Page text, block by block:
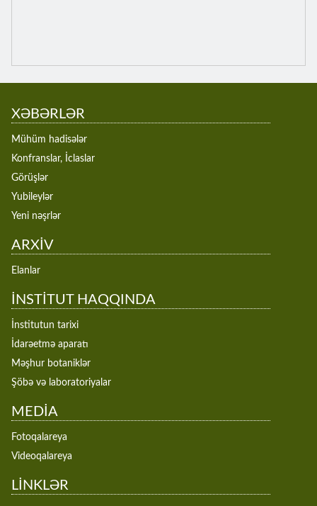
XƏBƏRLƏR
Mühüm hadisələr
Konfranslar, İclaslar
Görüşlər
Yubileylər
Yeni nəşrlər
ARXİV
Elanlar
İNSTİTUT HAQQINDA
İnstitutun tarixi
İdarəetmə aparatı
Məşhur botaniklər
Şöbə və laboratoriyalar
MEDİA
Fotoqalareya
Videoqalareya
LİNKLƏR